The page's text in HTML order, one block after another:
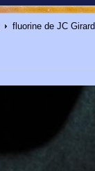
fluorine de JC Girard